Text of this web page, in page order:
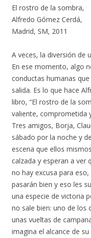
El rostro de la sombra,
Alfredo Gómez Cerdá,
Madrid, SM, 2011
A veces, la diversión de
En ese momento, algo
conductas humanas
salida. Es lo que hace
libro, “El rostro de la
valiente, comprometida
Tres amigos, Borja,
sábado por la noche y
escena que ellos
calzada y esperan a ver
no hay excusa para
pasarán bien y eso les
una especie de victoria
no sale bien: uno de los
unas vueltas de
imagina el alcance de